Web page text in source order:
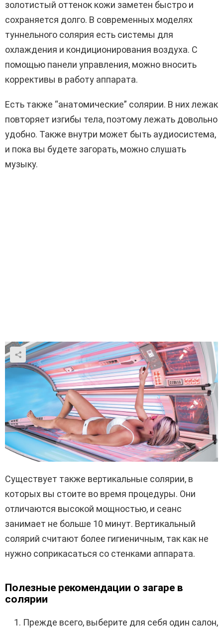
золотистый оттенок кожи заметен быстро и
сохраняется долго. В современных моделях
туннельного солярия есть системы для
охлаждения и кондиционирования воздуха. С
помощью панели управления, можно вносить
коррективы в работу аппарата.
Есть также “анатомические” солярии. В них лежак
повторяет изгибы тела, поэтому лежать довольно
удобно. Также внутри может быть аудиосистема,
и пока вы будете загорать, можно слушать
музыку.
Существует также вертикальные солярии, в
которых вы стоите во время процедуры. Они
отличаются высокой мощностью, и сеанс
занимает не больше 10 минут. Вертикальный
солярий считают более гигиеничным, так как не
нужно соприкасаться со стенками аппарата.
Полезные рекомендации о загаре в
солярии
Прежде всего, выберите для себя один салон,